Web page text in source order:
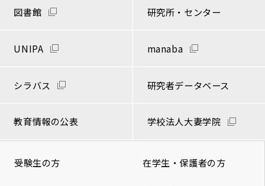
図書館 研究所・センター
UNIPA manaba
シラバス 研究者データベース
教育情報の公表 学校法人大妻学院
受験生の方 在学生・保護者の方